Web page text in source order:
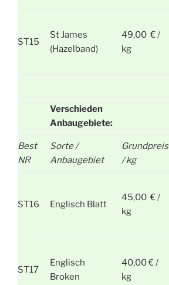
ST15
St James
(Hazelband)
49,00 € /
kg
Verschieden
Anbaugebiete:
Best
NR
Sorte /
Anbaugebiet
Grundpreis
/ kg
ST16 Englisch Blatt
45,00 € /
kg
ST17
Englisch
Broken
40,00 € /
kg